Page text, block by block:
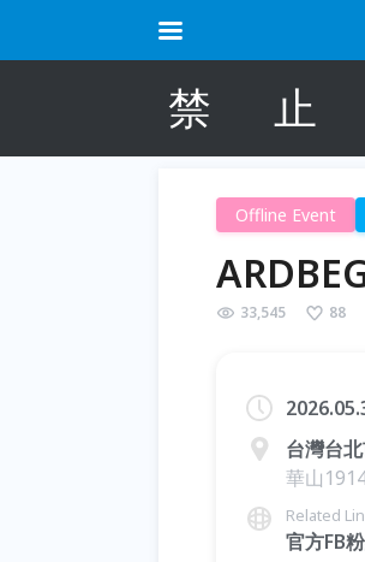
禁 止
Offline Event
33,545 88
台灣台
華山
Related
官方FB